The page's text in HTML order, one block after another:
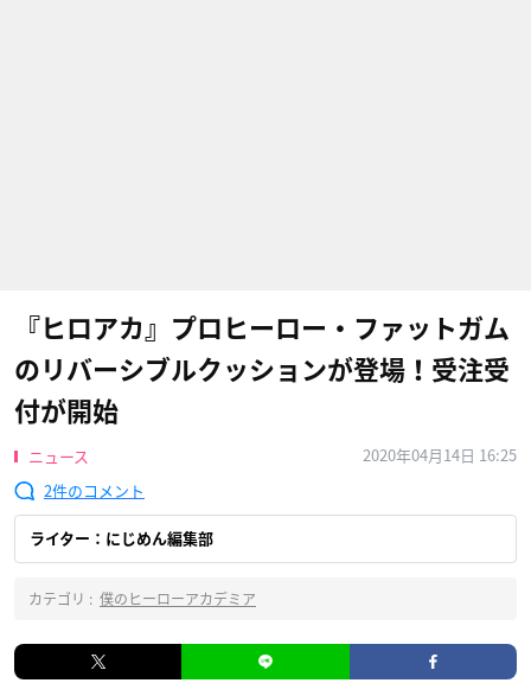
『ヒロアカ』プロヒーロー・ファットガム
のリバーシブルクッションが登場！受注受
付が開始
ニュース
2020年04月14日 16:25
2
ライター：にじめん編集部
カテゴリ : 僕のヒーローアカデミア